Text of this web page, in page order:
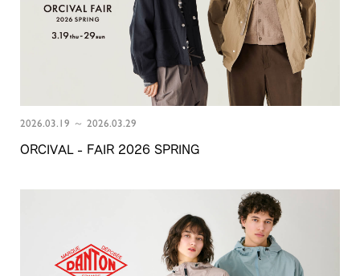
2026.03.19 ～ 2026.03.29
ORCIVAL - FAIR 2026 SPRING